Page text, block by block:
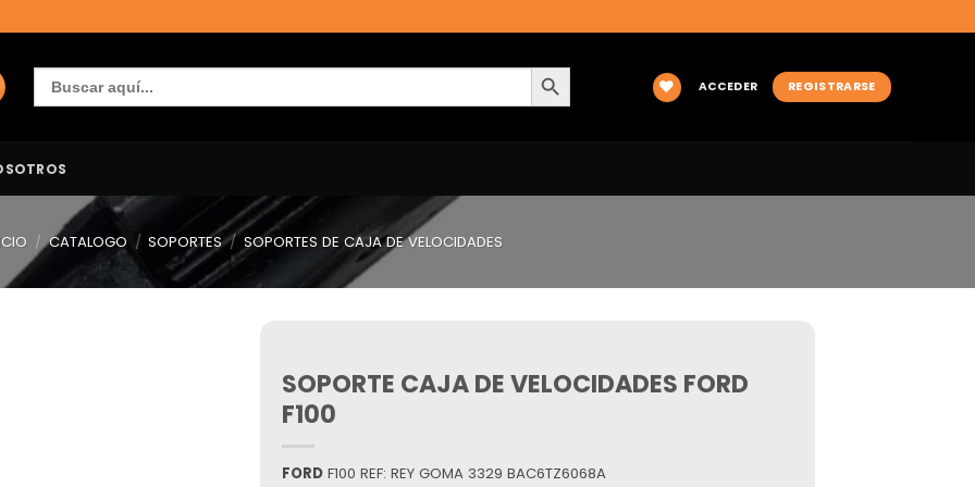
Buscar:
BOTÓN DE BÚSQUEDA
ACCEDER
REGISTRARSE
/ CATALOGO / SOPORTES / SOPORTES DE CAJA DE VELOCIDADES
SOPORTE CAJA DE VELOCIDADES FORD
F100
FORD F100 REF: REY GOMA 3329 BAC6TZ6068A